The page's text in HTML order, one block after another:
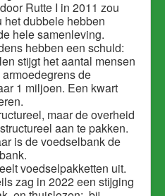
Rutte I in 2011 zou
dubbele hebben
hele samenleving.
hebben een schuld:
stijgt het aantal mensen
de
1 miljoen. Een kwart
maar de overheid
aan te pakken.
is de voedselbank de
voedselpakketten uit.
zag in 2022 een stijging